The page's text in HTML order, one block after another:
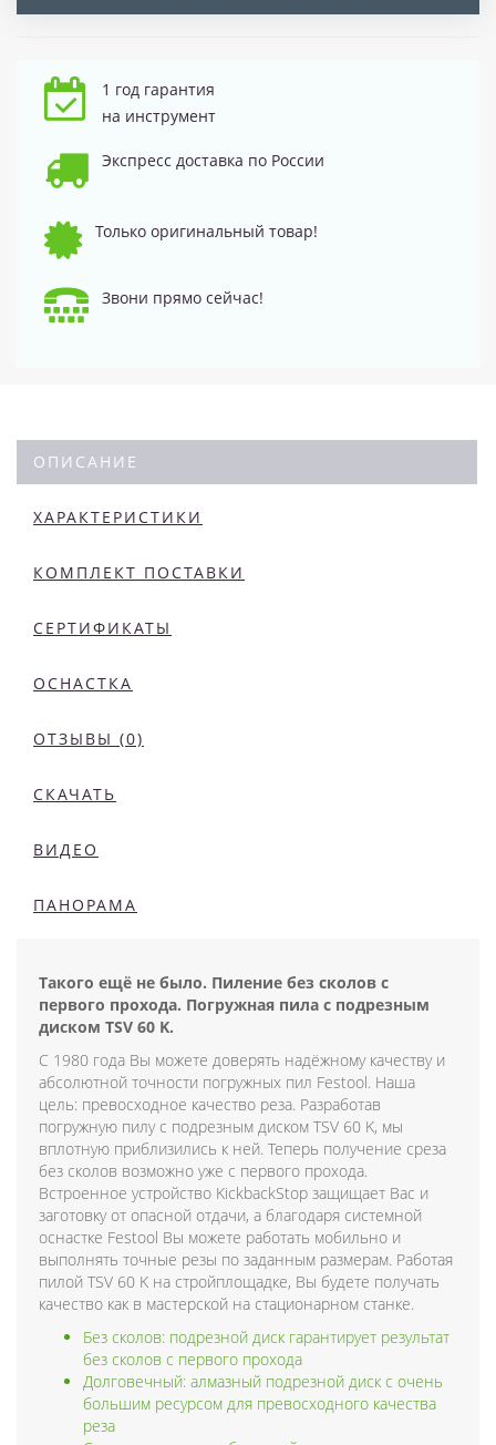
1 год гарантия
на инструмент
Экспресс доставка по России
Только оригинальный товар!
Звони прямо сейчас!
ОПИСАНИЕ
ХАРАКТЕРИСТИКИ
КОМПЛЕКТ ПОСТАВКИ
СЕРТИФИКАТЫ
ОСНАСТКА
ОТЗЫВЫ (0)
СКАЧАТЬ
ВИДЕО
ПАНОРАМА
Такого ещё не было. Пиление без сколов с
первого прохода. Погружная пила с подрезным
диском TSV 60 K.
С 1980 года Вы можете доверять надёжному качеству и
абсолютной точности погружных пил Festool. Наша
цель: превосходное качество реза. Разработав
погружную пилу с подрезным диском TSV 60 K, мы
вплотную приблизились к ней. Теперь получение среза
без сколов возможно уже с первого прохода.
Встроенное устройство KickbackStop защищает Вас и
заготовку от опасной отдачи, а благодаря системной
оснастке Festool Вы можете работать мобильно и
выполнять точные резы по заданным размерам. Работая
пилой TSV 60 K на стройплощадке, Вы будете получать
качество как в мастерской на стационарном станке.
Без сколов: подрезной диск гарантирует результат
без сколов с первого прохода
Долговечный: алмазный подрезной диск с очень
большим ресурсом для превосходного качества
реза